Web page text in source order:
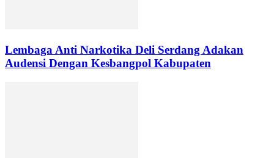
Lembaga Anti Narkotika Deli Serdang Adakan
Audensi Dengan Kesbangpol Kabupaten